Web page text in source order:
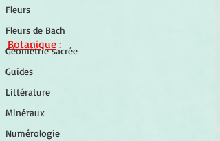
Fleurs
Fleurs de Bach
Géométrie sacrée
Guides
Littérature
Minéraux
Numérologie
Botanique :